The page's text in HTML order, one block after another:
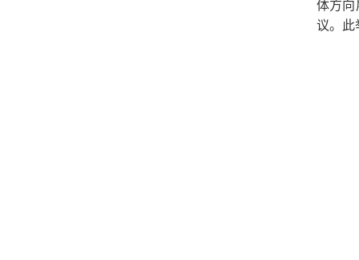
体方向
议。此